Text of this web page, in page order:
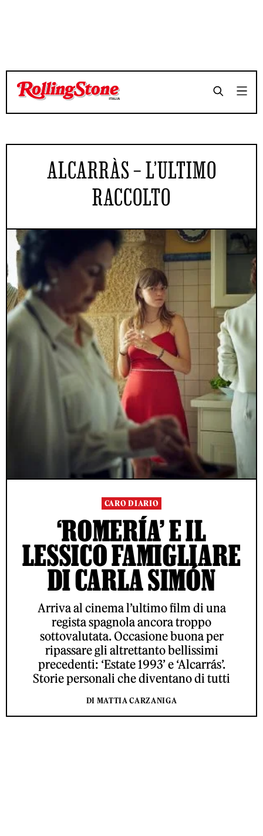
ALCARRÀS – L’ULTIMO
RACCOLTO
CARO DIARIO
‘ROMERÍA’ E IL
LESSICO FAMIGLIARE
DI CARLA SIMÓN
Arriva al cinema l’ultimo film di una
regista spagnola ancora troppo
sottovalutata. Occasione buona per
ripassare gli altrettanto bellissimi
precedenti: ‘Estate 1993’ e ‘Alcarrás’.
Storie personali che diventano di tutti
DI MATTIA CARZANIGA